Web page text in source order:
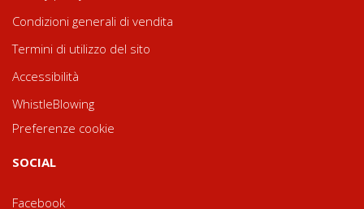
Condizioni generali di vendita
Termini di utilizzo del sito
Accessibilità
WhistleBlowing
Preferenze cookie
SOCIAL
Facebook